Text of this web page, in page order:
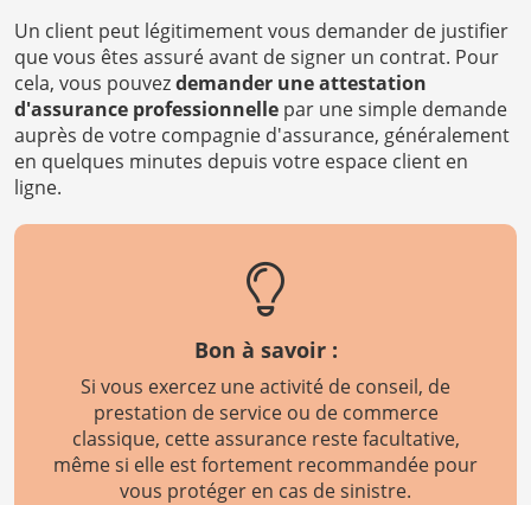
Un client peut légitimement vous demander de justifier
que vous êtes assuré avant de signer un contrat. Pour
cela, vous pouvezdemander une attestation
d'assurance professionnelle par une simple demande
auprès de votre compagnie d'assurance, généralement
en quelques minutes depuis votre espace client en
ligne.
Bon à savoir :
Si vous exercez une activité de conseil, de
prestation de service ou de commerce
classique, cette assurance reste facultative,
même si elle est fortement recommandée pour
vous protéger en cas de sinistre.